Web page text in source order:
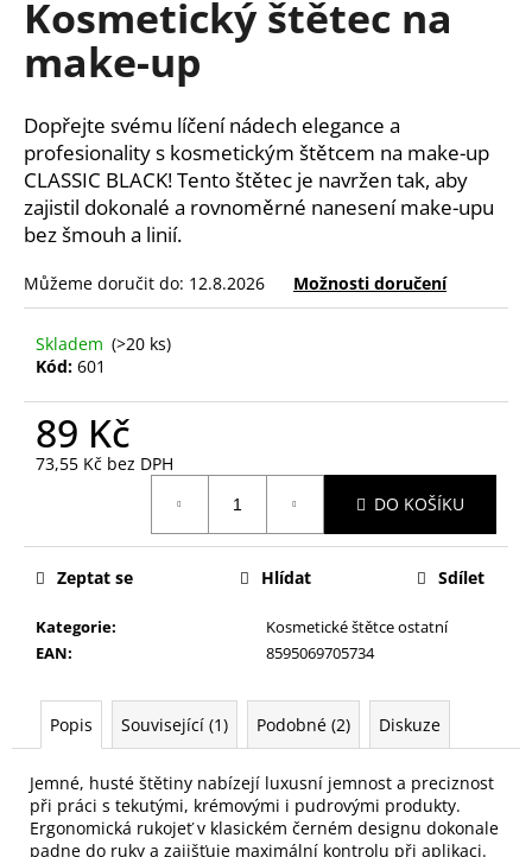
Kosmetický štětec na
make-up
Dopřejte svému líčení nádech elegance a
profesionality s kosmetickým štětcem na make-up
CLASSIC BLACK! Tento štětec je navržen tak, aby
zajistil dokonalé a rovnoměrné nanesení make-upu
bez šmouh a linií.
Můžeme doručit do: 12.8.2026 Možnosti doručení
Skladem (>20 ks)
Kód: 601
89 Kč
73,55 Kč bez DPH
DO KOŠÍKU
Kategorie:
Kosmetické štětce ostatní
EAN: 8595069705734
Zeptat se Hlídat Sdílet
Popis Související (1) Podobné (2) Diskuze
Jemné, husté štětiny nabízejí luxusní jemnost a preciznost
při práci s tekutými, krémovými i pudrovými produkty.
Ergonomická rukojeť v klasickém černém designu dokonale
padne do ruky a zajišťuje maximální kontrolu při aplikaci.
a
j
t
?
HLEDAT
D
o
p
o
e
m
e
KONTUROVACÍ
TUŽKA
NA
OČI
VYSOUVACÍ
S